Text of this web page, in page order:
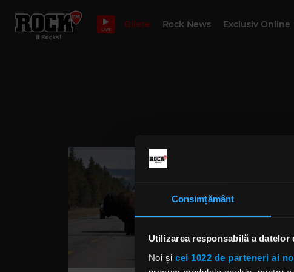
Consimțământ
Utilizarea responsabilă a datelor
Noi și cei 1022 de parteneri ai
LIVE Bilete Rock News Exclusiv Online